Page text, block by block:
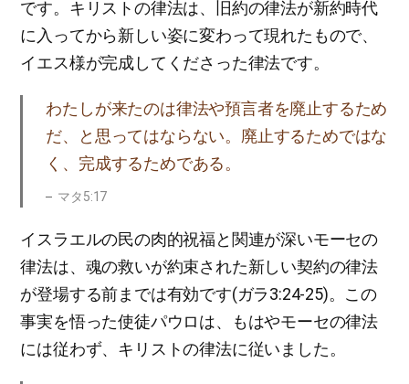
です。キリストの律法は、旧約の律法が新約時代
に入ってから新しい姿に変わって現れたもので、
イエス様が完成してくださった律法です。
わたしが来たのは律法や預言者を廃止するため
だ、と思ってはならない。廃止するためではな
く、完成するためである。
マタ5:17
イスラエルの民の肉的祝福と関連が深いモーセの
律法は、魂の救いが約束された新しい契約の律法
が登場する前までは有効です(ガラ3:24-25)。この
事実を悟った使徒パウロは、もはやモーセの律法
には従わず、キリストの律法に従いました。